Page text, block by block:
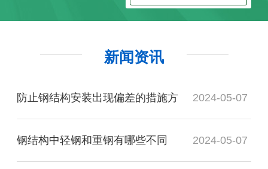
新闻资讯
防止钢结构安装出现偏差的措施方 2024-05-07
钢结构中轻钢和重钢有哪些不同 2024-05-07